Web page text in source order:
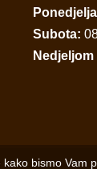
Subota:
bismo Vam